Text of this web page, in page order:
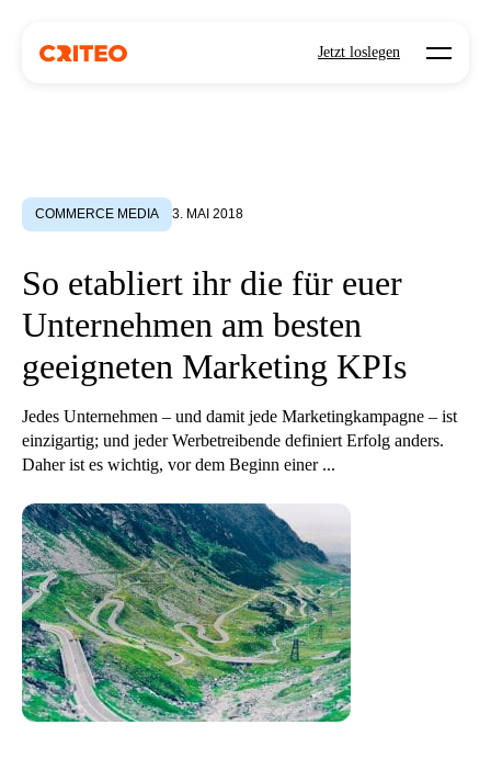
Jetzt loslegen Open
COMMERCE MEDIA 3. MAI 2018
So etabliert ihr die für euer
Unternehmen am besten
geeigneten Marketing KPIs
Jedes Unternehmen – und damit jede Marketingkampagne – ist
einzigartig; und jeder Werbetreibende definiert Erfolg anders.
Daher ist es wichtig, vor dem Beginn einer ...